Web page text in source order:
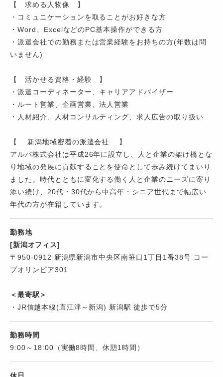
【 求める人物像 】
・コミュニケーションを取ることがお好きな方
・Word、ExcelなどのPC基本操作ができる方
・派遣会社での勤務または営業経験をお持ちの方(年数は問
いません)
【 活かせる資格・経験 】
・派遣コーディネーター、キャリアアドバイザー
・ルート営業、企画営業、法人営業
・人材紹介、人材コンサルティング、求人広告の取り扱い
【 新潟地域密着の派遣会社 】
アルパ株式会社は平成26年に設立し、人と企業の架け橋とな
り地域の発展に貢献することを使命として歩み続けてまいり
ました。時代とともに変化する働く人と企業のニーズに寄り
添い続け、20代・30代から中高年・シニア世代まで幅広い
年代の方が在籍しています。
勤務地
[新潟オフィス]
〒950-0912 新潟県新潟市中央区南笹口1丁目1番38号 コー
プオリンピア301
＜最寄駅＞
・JR信越本線(直江津～新潟) 新潟駅 徒歩で5分
勤務時間
9:00～18:00（実働8時間、休憩1時間）